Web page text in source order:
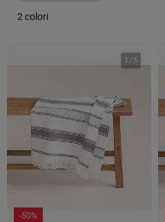
2 colori
1 / 5
-50%